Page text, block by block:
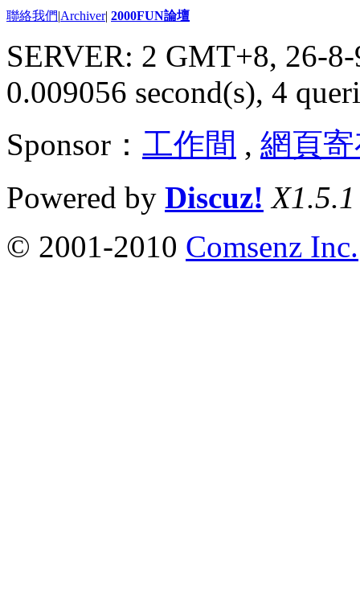
聯絡我們|Archiver| 2000FUN論壇
SERVER: 2 GMT+8, 26-
0.009056 second(s), 4
Sponsor： 工作間 , 網頁
Powered by Discuz! X1.5.1
© 2001-2010 Comsenz Inc.